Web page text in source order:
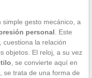
gesto mecánico, a
personal . Este
cuestiona la relación
objetos. El reloj, a su vez
, se convierte aquí en
se trata de una forma de